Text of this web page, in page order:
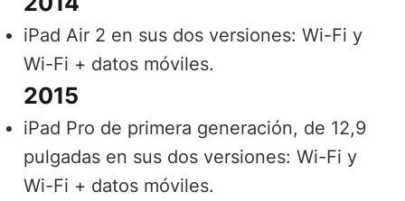
iPad Air 2 en sus dos versiones: Wi-Fi y
Wi-Fi + datos móviles.
2015
iPad Pro de primera generación, de 12,9
pulgadas en sus dos versiones: Wi-Fi y
Wi-Fi + datos móviles.